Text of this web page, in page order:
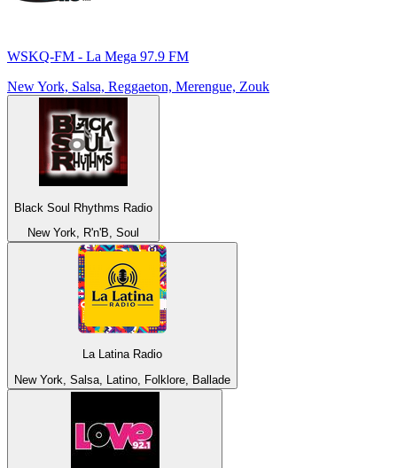
WSKQ-FM - La Mega 97.9 FM
New York, Salsa, Reggaeton, Merengue, Zouk
Black Soul Rhythms Radio
New York, R'n'B, Soul
La Latina Radio
New York, Salsa, Latino, Folklore, Ballade